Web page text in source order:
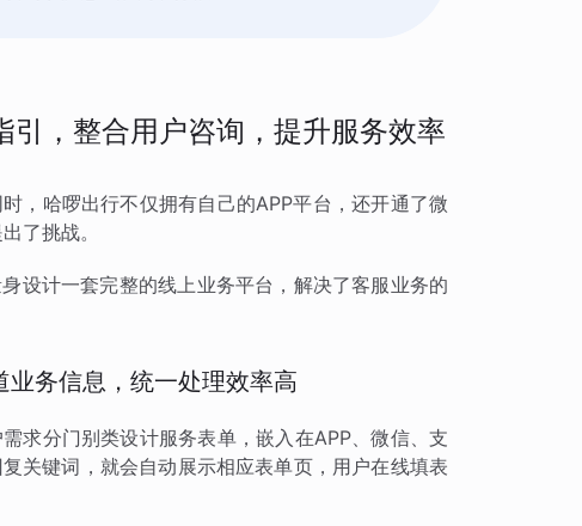
，整合用户咨询，提升服务效率
，哈啰出行不仅拥有自己的APP平台，还开通了微
了挑战。
设计一套完整的线上业务平台，解决了客服业务的
务信息，统一处理效率高
求分门别类设计服务表单，嵌入在APP、微信、支
关键词，就会自动展示相应表单页，用户在线填表